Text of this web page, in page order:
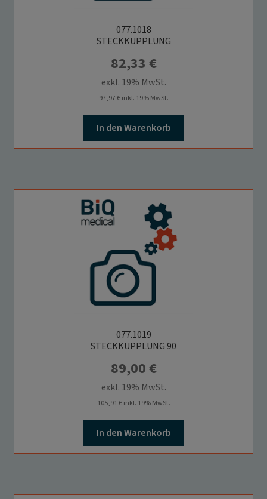
077.1018
STECKKUPPLUNG
82,33 €
exkl. 19% MwSt.
97,97€inkl. 19% MwSt.
In den Warenkorb
077.1019
STECKKUPPLUNG 90
89,00€
exkl. 19% MwSt.
105,91€inkl. 19% MwSt.
In den Warenkorb